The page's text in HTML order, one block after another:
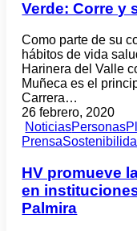
Verde: Corre y
Como parte de su
hábitos de vida
Harinera del Valle
Muñeca es el
Carrera…
26 febrero, 2020
NoticiasPersonas
Prensa
HV promueve
en
Palmira